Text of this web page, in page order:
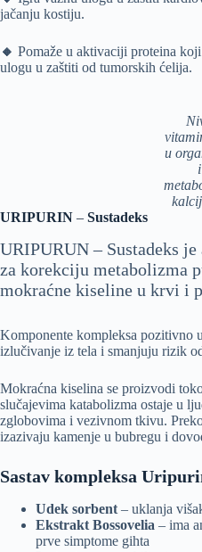
jačanju kostiju.
🔸 Pomaže u aktivaciji proteina
ulogu u zaštiti od tumorskih ćelija.
u
i
URIPURIN – Sustadeks
URIPURUN – Sustadeks
za korekciju metabolizma
mokraćne kiseline u krvi i
Komponente kompleksa pozitivno
izlučivanje iz tela i smanjuju rizik
Mokraćna kiselina se proizvodi
slučajevima katabolizma ostaje u
zglobovima i vezivnom tkivu.
izazivaju kamenje u bubregu i
Sastav kompleksa
Udek sorbent – uklanja
Ekstrakt Bossovelia – ima
prve simptome gihta